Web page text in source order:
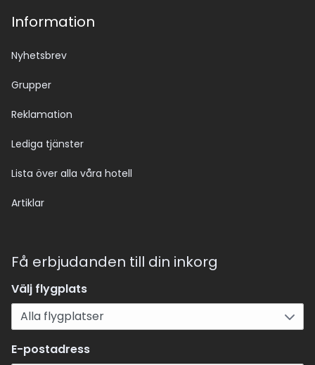
Information
Nyhetsbrev
Grupper
Reklamation
Lediga tjänster
Lista över alla våra hotell
Artiklar
Få erbjudanden till din inkorg
Välj flygplats
E-postadress